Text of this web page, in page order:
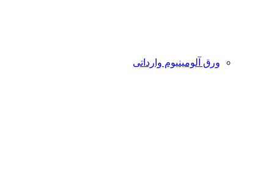
ورق آلومینیوم وارداتی